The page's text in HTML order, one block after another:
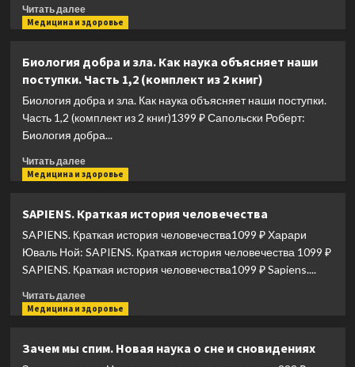
Читать далееПрочитать
больше
азарт
и
любовь.
теряем
голову
от
страсти
и
ревности
Медицина и здоровье
Биология добра и зла. Как наука объясняет наши
поступки. Часть 1,2 (комплект из 2 книг)
Биология добра и зла. Как наука объясняет наши поступки.
Часть 1,2 (комплект из 2 книг)1399 ₽ Сапольски Роберт:
Биология добра...
Читать далееПрочитать
больше
добра
и
зла.
объясняет
наши
1,2
Медицина и здоровье
SAPIENS. Краткая история человечества
SAPIENS. Краткая история человечества1099 ₽ Харари
Юваль Ной: SAPIENS. Краткая история человечества 1099 ₽
SAPIENS. Краткая история человечества1099 ₽ Sapiens....
Читать далееПрочитать
больше
Краткая
Медицина и здоровье
Зачем мы спим. Новая наука о сне и сновидениях